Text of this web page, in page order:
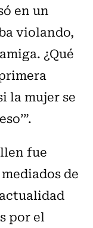
en un
violando,
¿Qué
la mujer se
fue
de
por el